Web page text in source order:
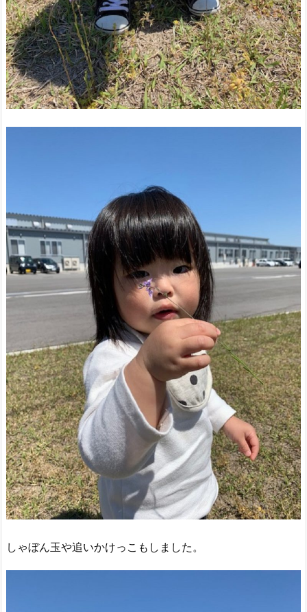
しゃぼん玉や追いかけっこもしました。